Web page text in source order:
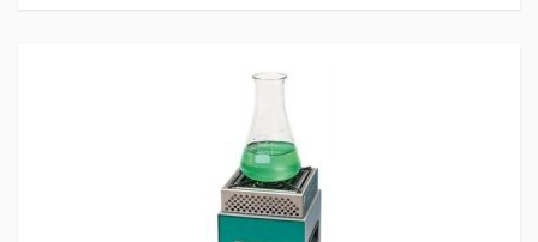
Технические данные:
Таблица глубины движения:
Максимальная скорость
Максимальная загрузка:
10 кг